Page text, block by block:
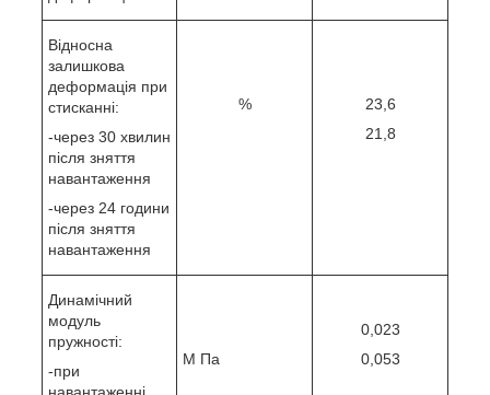
Відносна
залишкова
деформація при
стисканні:
-через 30 хвилин
після зняття
навантаження
-через 24 години
після зняття
навантаження
%
23,6
21,8
Динамічний
модуль
пружності:
-при
навантаженні
М Па
0,023
0,053